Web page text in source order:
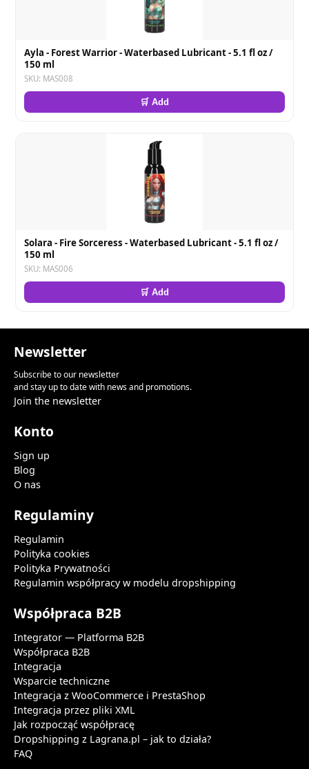
Ayla - Forest Warrior - Waterbased Lubricant - 5.1 fl oz /
150 ml
SKU: MAS008
🛒 Add
Solara - Fire Sorceress - Waterbased Lubricant - 5.1 fl oz /
150 ml
SKU: MAS006
🛒 Add
Newsletter
Subscribe to our newsletter
and stay up to date with news and promotions.
Join the newsletter
Konto
Sign up
Blog
O nas
Regulaminy
Regulamin
Polityka cookies
Polityka Prywatności
Regulamin współpracy w modelu dropshipping
Współpraca B2B
Integrator — Platforma B2B
Współpraca B2B
Integracja
Wsparcie techniczne
Integracja z WooCommerce i PrestaShop
Integracja przez pliki XML
Jak rozpocząć współpracę
Dropshipping z Lagrana.pl – jak to działa?
FAQ